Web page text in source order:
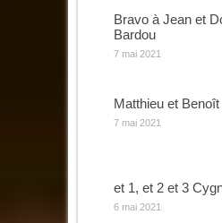
Bravo à Jean et
Bardou
7 mai 2021
Matthieu et
7 mai 2021
et 1, et 2 et 3
6 mai 2021